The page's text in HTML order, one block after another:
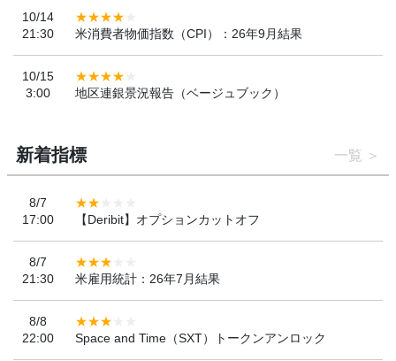
10/14
21:30
米消費者物価指数（CPI）：26年9月結果
10/15
3:00
地区連銀景況報告（ベージュブック）
新着指標 一覧
8/7
17:00
【Deribit】オプションカットオフ
8/7
21:30
米雇用統計：26年7月結果
8/8
22:00
Space and Time（SXT）トークンアンロック